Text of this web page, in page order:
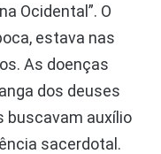
Ocidental”. O
estava nas
As doenças
dos deuses
buscavam auxílio
sacerdotal.